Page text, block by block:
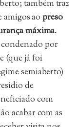
também traz
amigos aopreso
máxima.
por
(que já foi
semiaberto)
de
com
acabar com as